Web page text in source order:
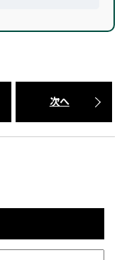
次へ